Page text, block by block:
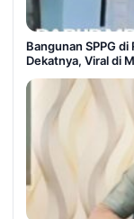
Bangunan SPPG
Dekatnya, Viral di